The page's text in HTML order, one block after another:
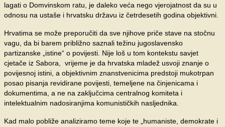
lagati o Domvinskom ratu, je daleko veća nego vjerojatnost da su u
odnosu na ustaše i hrvatsku državu iz četrdesetih godina objektivni.
Hrvatima se može preporučiti da sve njihove priče stave na stočnu
vagu, da bi barem približno saznali težinu jugoslavensko
partizanske „istine“ o povijesti. Nije loš u tom kontekstu savjet
cjetače iz Sabora, vrijeme je da hrvatska mladež usvoji znanje o
povijesnoj istini, a objektivnim znanstvenicima predstoji mukotrpan
posao pisanja revidirane povijesti, temeljene na činjenicama i
dokumentima, a ne na zaključcima centralnog komiteta i
intelektualnim nadosiranjima komunističkih nasljednika.
Kad malo pobliže analiziramo teme koje te „humaniste, demokrate i